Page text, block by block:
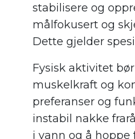
stabilisere og
målfokusert og
Dette gjelder
Fysisk aktivitet
muskelkraft og
preferanser og
instabil nakke
i vann og å